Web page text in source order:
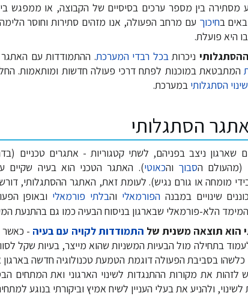
מסתירה בין מספר ערכים בסיסיים של הקבוצה, או ממפגש
בחיכוך עם מרחב הפעולה, אנו מזהים סתירות וחוסר
היא פועלת.
ניכרותבכל רבדי המערכת. ההתמודדות עם
המתבטאת במוכנות לפתח דרכי פעולה חדשות ומותאמות.
שינוי הסתגלותי במערכת.
הסתגלותי
שארגון ניצב בפניהם, לשתי קטגוריות - אתגרים טכניים
(מהעולם הסבוך והכאוטי). האתגר הטכני הוא בעיה שקיים
מומחה או גורם נגיש). לעומת זאת, האתגר ההסתגלותי,
שינויים במבנההפורמאלי והבלתי פורמאלי ובאופן
הלא-פורמאלי שבארגון בניסוח הבעיה כמו גם בהתנעת
הוא תוצאה משנית של התמודדות לקויה עם בעיה - כאשר
בתחילה מול הבעיות המשניות שהוא מייצר, בעיות שקל
כלשהו בסביבת הפעולה דוגמת הטמעת טכנולוגיה חדשה
לזהות את מקורות ההתנגדות לשינוי הארגוני ואת המתחים
ולהניע את בעלי העניין לשיח אמיץ וביקורתי בנוגע